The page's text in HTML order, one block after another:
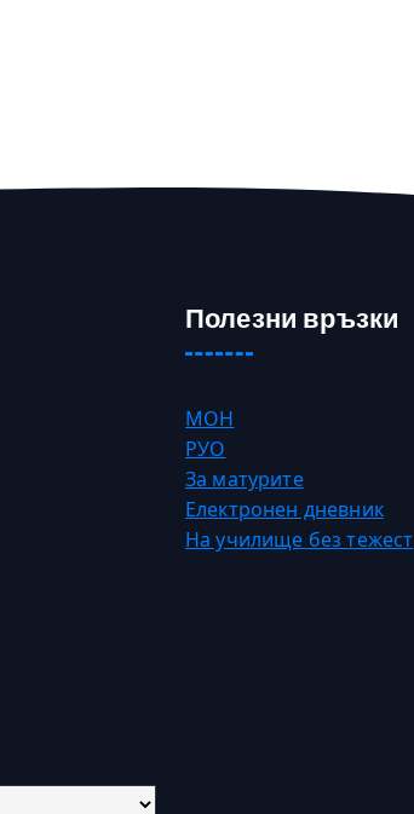
Полезни връзки
МОН
РУО
За матурите
Електронен дневник
На училище без тежест